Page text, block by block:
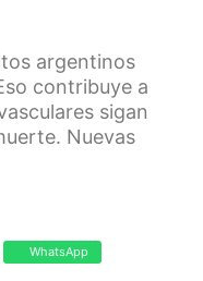
argentinos
contribuye a
sigan
Nuevas
WhatsApp